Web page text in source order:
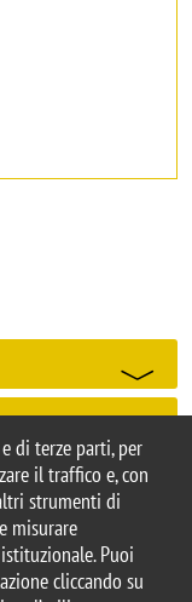
di terze parti, per
il traffico e, con
strumenti di
misurare
Puoi
cliccando su
di Milano-Bicocca
- 20126, Milano